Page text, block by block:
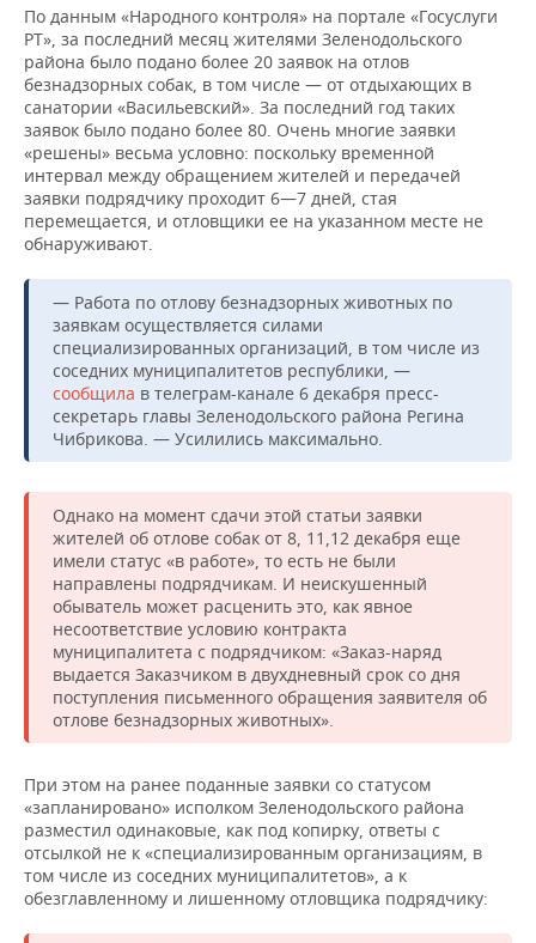
По данным «Народного контроля» на портале «Госуслуги
РТ», за последний месяц жителями Зеленодольского
района было подано более 20 заявок на отлов
безнадзорных собак, в том числе — от отдыхающих в
санатории «Васильевский». За последний год таких
заявок было подано более 80. Очень многие заявки
«решены» весьма условно: поскольку временной
интервал между обращением жителей и передачей
заявки подрядчику проходит 6—7 дней, стая
перемещается, и отловщики ее на указанном месте не
обнаруживают.
— Работа по отлову безнадзорных животных по
заявкам осуществляется силами
специализированных организаций, в том числе из
соседних муниципалитетов республики, —
сообщила в телеграм-канале 6 декабря пресс-
секретарь главы Зеленодольского района Регина
Чибрикова. — Усилились максимально.
Однако на момент сдачи этой статьи заявки
жителей об отлове собак от 8, 11,12 декабря еще
имели статус «в работе», то есть не были
направлены подрядчикам. И неискушенный
обыватель может расценить это, как явное
несоответствие условию контракта
муниципалитета с подрядчиком: «Заказ-наряд
выдается Заказчиком в двухдневный срок со дня
поступления письменного обращения заявителя об
отлове безнадзорных животных».
При этом на ранее поданные заявки со статусом
«запланировано» исполком Зеленодольского района
разместил одинаковые, как под копирку, ответы с
отсылкой не к «специализированным организациям, в
том числе из соседних муниципалитетов», а к
обезглавленному и лишенному отловщика подрядчику: